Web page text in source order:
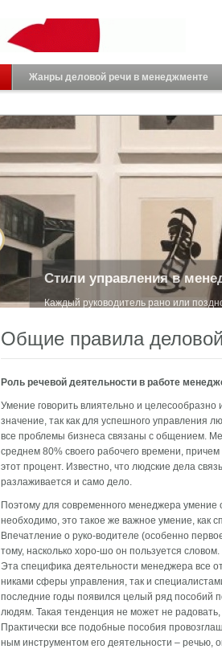
Жанры деловой речи в менеджменте
Стили управления в
Каждый руководитель рано или
Общие правила
Роль речевой деятельности в работе
Умение говорить влиятельно и
значение, так как для успешного управления
все проблемы бизнеса связаны с общением.
среднем 80% своего рабочего времени,
этот процент. Известно, что людские дела
разлаживается и само дело.
Поэтому для современного менеджера
необходимо, это такое же важное умение, как
Впечатление о руко-водителе (особенно
тому, насколько хоро-шо он пользуется словом.
Эта специфика деятельности менеджера все
никами сферы управления, так и
последние годы появился целый ряд
людям. Такая тенденция не может не
Практически все подобные пособия
ным инструментом его деятельности – речью,